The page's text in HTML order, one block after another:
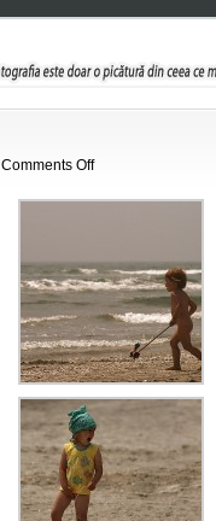
Comments Offon
mai
era?